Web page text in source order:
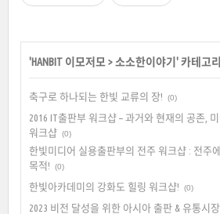
'HANBIT 이모저모 > 소소한이야기 ' 카테고
축구로 하나되는 한빛 교류의 장! (0)
2016 IT출판부 워크샵 – 과거와 현재의 공존,
워크샵 (0)
한빛미디어 실용출판부의 전주 워크샵 : 전주
목적!
(0)
한빛아카데미의 강화도 힐링 워크샵! (0)
2023 비전 달성을 위한 아시아 출판 & 유통시